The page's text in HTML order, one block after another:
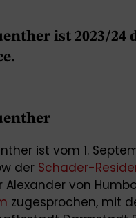
ist 2023/
ist vom 1.
der Schader-
Alexander von
zugesprochen, mit